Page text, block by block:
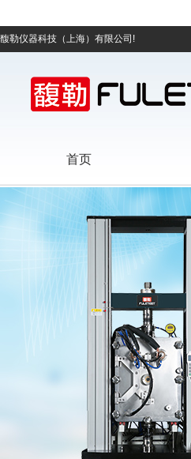
馥勒仪器科技（上海）有限公司!
首页